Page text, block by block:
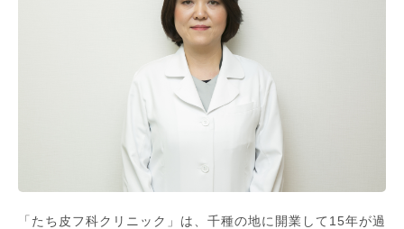
「たち皮フ科クリニック」は、千種の地に開業して15年が過